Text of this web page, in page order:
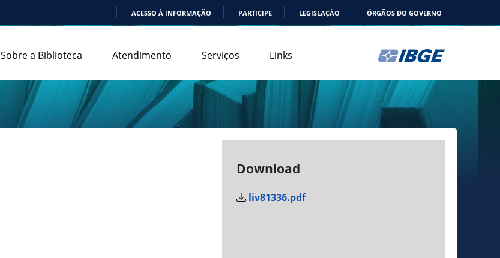
ACESSO À INFORMAÇÃO PARTICIPE LEGISLAÇÃO ÓRGÃOS DO GOVERNO
Sobre a Biblioteca Atendimento Serviços Links
Download
liv81336.pdf